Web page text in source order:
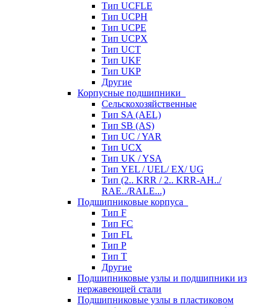
Тип UCFLE
Тип UCPH
Тип UCPE
Тип UCPX
Тип UCT
Тип UKF
Тип UKP
Другие
Корпусные подшипники
Сельскохозяйственные
Тип SA (AEL)
Тип SB (AS)
Тип UC / YAR
Тип UCX
Тип UK / YSA
Тип YEL / UEL/ EX/ UG
Тип (2.. KRR / 2.. KRR-AH../
RAE../RALE...)
Подшипниковые корпуса
Тип F
Тип FC
Тип FL
Тип P
Тип T
Другие
Подшипниковые узлы и подшипники из
нержавеющей стали
Подшипниковые узлы в пластиковом